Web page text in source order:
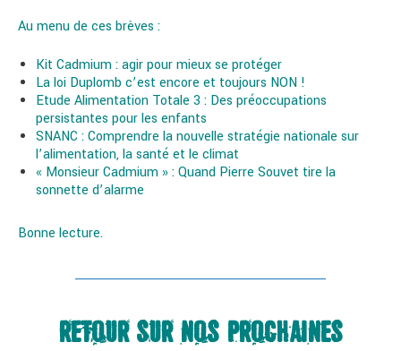
Au menu de ces brèves :
Kit Cadmium : agir pour mieux se protéger
La loi Duplomb c’est encore et toujours NON !
Etude Alimentation Totale 3 : Des préoccupations
persistantes pour les enfants
SNANC : Comprendre la nouvelle stratégie nationale sur
l’alimentation, la santé et le climat
« Monsieur Cadmium » : Quand Pierre Souvet tire la
sonnette d’alarme
Bonne lecture.
RETOUR SUR NOS PROCHAINES